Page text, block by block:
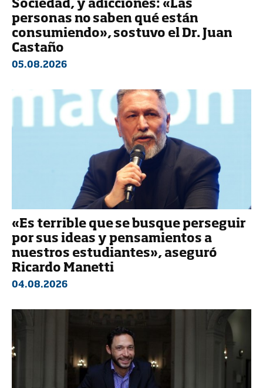
Sociedad, y adicciones: «Las
personas no saben qué están
consumiendo», sostuvo el Dr. Juan
Castaño
05.08.2026
«Es terrible que se busque perseguir
por sus ideas y pensamientos a
nuestros estudiantes», aseguró
Ricardo Manetti
04.08.2026